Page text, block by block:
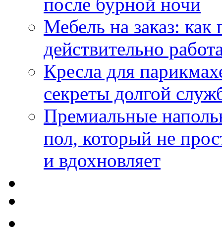
после бурной ночи
Мебель на заказ:
действительно
Кресла для
секреты долгой
Премиальные
пол, который не
и вдохновляет